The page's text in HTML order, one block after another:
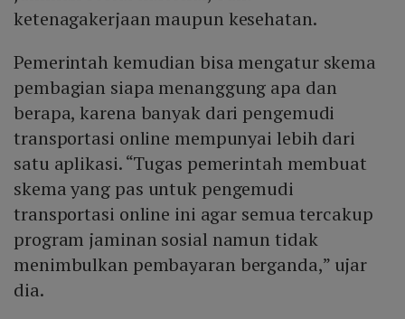
ketenagakerjaan maupun kesehatan.
Pemerintah kemudian bisa mengatur skema
pembagian siapa menanggung apa dan
berapa, karena banyak dari pengemudi
transportasi online mempunyai lebih dari
satu aplikasi. “Tugas pemerintah membuat
skema yang pas untuk pengemudi
transportasi online ini agar semua tercakup
program jaminan sosial namun tidak
menimbulkan pembayaran berganda,” ujar
dia.